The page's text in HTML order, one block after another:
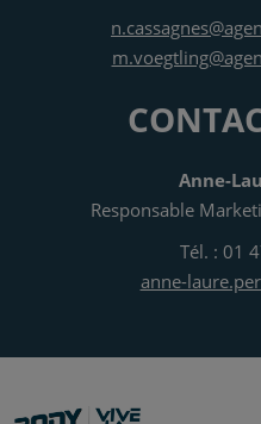
Anne-
Responsable
Tél. : 01
anne-